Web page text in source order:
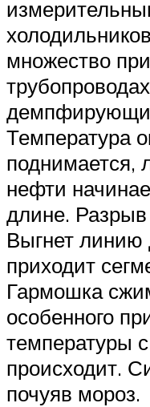
множество
Температура
поднимается,
нефти
длине. Разрыв
Выгнет
приходит
Гармошка
особенного
температуры
происходит.
почуяв мороз.